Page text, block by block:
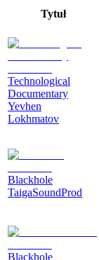
Tytuł
Technological
Documentary
Yevhen
Lokhmatov
Blackhole
TaigaSoundProd
Blackhole